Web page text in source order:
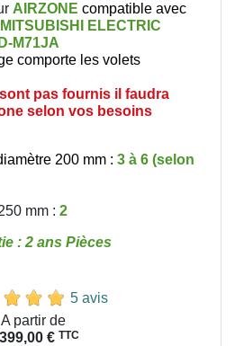
AIRZONE compatible avec
MITSUBISHI ELECTRIC
M71JA
comporte les volets
pas fournis il faudra
selon vos besoins
200 mm : 3 à 6 (selon
mm : 2
: 2 ans Pièces
5 avis
A partir de
€ TTC